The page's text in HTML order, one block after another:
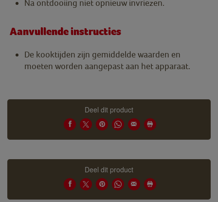
Na ontdooiing niet opnieuw invriezen.
Aanvullende instructies
De kooktijden zijn gemiddelde waarden en
moeten worden aangepast aan het apparaat.
Deel dit product
Deel dit product